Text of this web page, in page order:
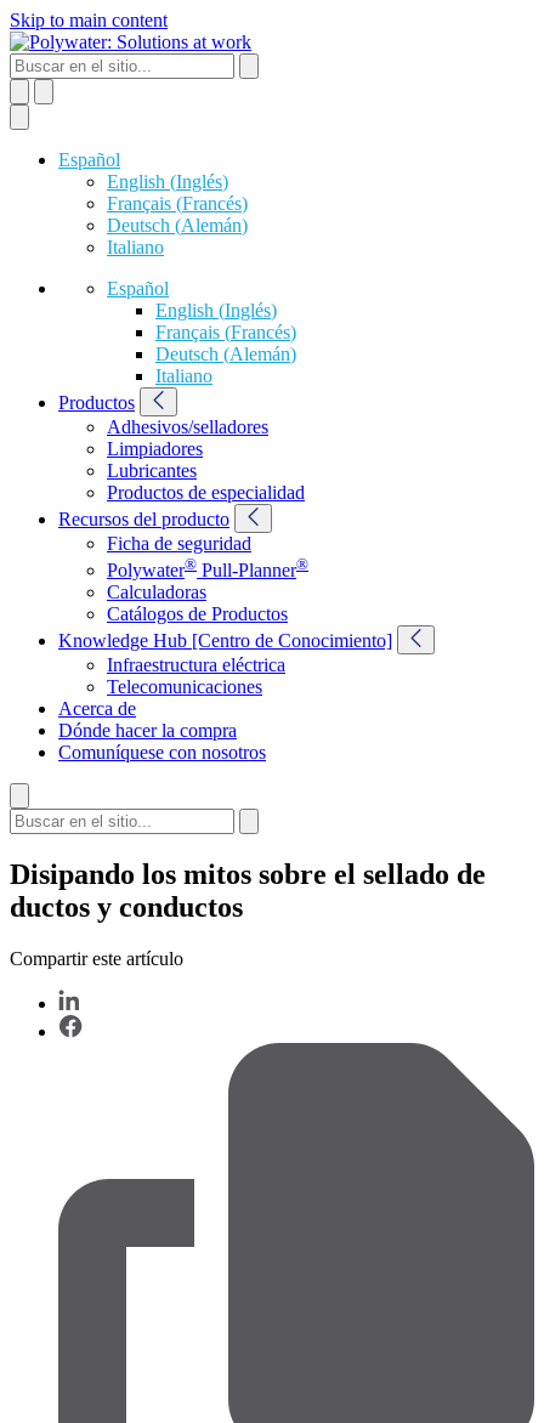
Skip to main content
Español
English (Inglés)
Français (Francés)
Deutsch (Alemán)
Italiano
Español
English (Inglés)
Français (Francés)
Deutsch (Alemán)
Italiano
Productos
Adhesivos/selladores
Limpiadores
Lubricantes
Productos de especialidad
Recursos del producto
Ficha de seguridad
Polywater® Pull-Planner®
Calculadoras
Catálogos de Productos
Knowledge Hub [Centro de Conocimiento]
Infraestructura eléctrica
Telecomunicaciones
Acerca de
Dónde hacer la compra
Comuníquese con nosotros
Disipando los mitos sobre el sellado de
ductos y conductos
Compartir este artículo